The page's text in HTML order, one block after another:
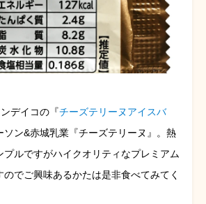
デイコの『チーズテリーヌアイスバ
ソン&赤城乳業『チーズテリーヌ』。熱
プルですがハイクオリティなプレミアム
でご興味あるかたは是非食べてみてく